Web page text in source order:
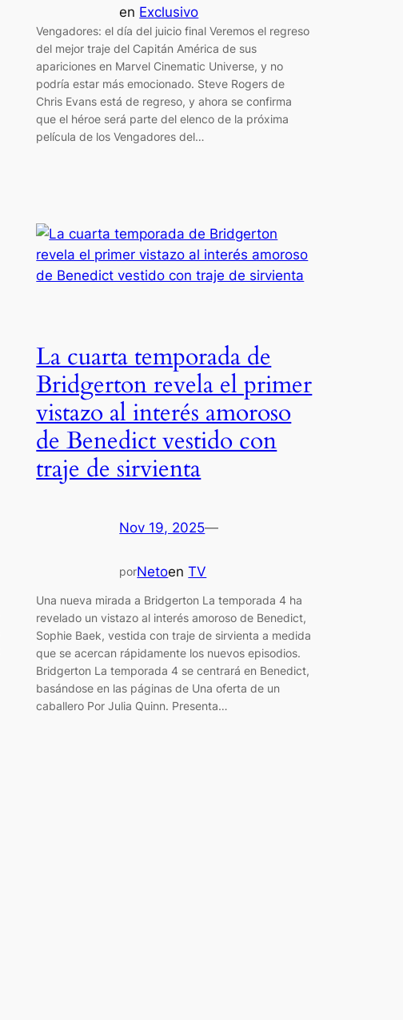
en Exclusivo
Vengadores: el día del juicio final Veremos el regreso
del mejor traje del Capitán América de sus
apariciones en Marvel Cinematic Universe, y no
podría estar más emocionado. Steve Rogers de
Chris Evans está de regreso, y ahora se confirma
que el héroe será parte del elenco de la próxima
película de los Vengadores del…
La cuarta temporada de
Bridgerton revela el primer
vistazo al interés amoroso
de Benedict vestido con
traje de sirvienta
Nov 19, 2025—
porNetoenTV
Una nueva mirada a Bridgerton La temporada 4 ha
revelado un vistazo al interés amoroso de Benedict,
Sophie Baek, vestida con traje de sirvienta a medida
que se acercan rápidamente los nuevos episodios.
Bridgerton La temporada 4 se centrará en Benedict,
basándose en las páginas de Una oferta de un
caballero Por Julia Quinn. Presenta…